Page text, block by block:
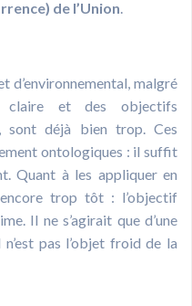
de l’Union.
d’environnemental, malgré
et des objectifs
sont déjà bien trop. Ces
ontologiques : il suffit
Quant à les appliquer en
trop tôt : l’objectif
Il ne s’agirait que d’une
pas l’objet froid de la